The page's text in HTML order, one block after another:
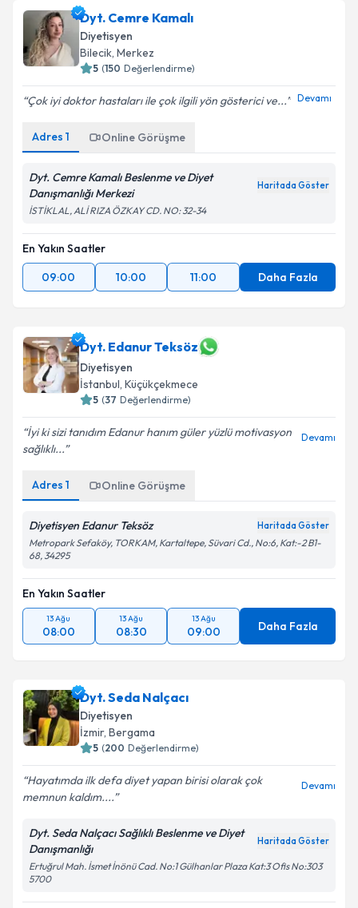
Dyt. Cemre Kamalı
Diyetisyen
Bilecik, Merkez
5 (150 Değerlendirme)
Çok iyi doktor hastaları ile çok ilgili yön gösterici ve... Devamı
Adres 1 Online Görüşme
Dyt. Cemre Kamalı Beslenme ve Diyet
Danışmanlığı Merkezi
Haritada Göster
İSTİKLAL, ALİ RIZA ÖZKAY CD. NO: 32-34
En Yakın Saatler
09:00
10:00 11:00 Daha Fazla
Dyt. Edanur Teksöz
Diyetisyen
İstanbul, Küçükçekmece
5 (37 Değerlendirme)
İyi ki sizi tanıdım Edanur hanım güler yüzlü motivasyon
sağlıklı...
Devamı
Adres 1 Online Görüşme
Diyetisyen Edanur Teksöz Haritada Göster
Metropark Sefaköy, TORKAM, Kartaltepe, Süvari Cd., No:6, Kat:-2 B1-
68, 34295
En Yakın Saatler
13 Ağu
08:00
13 Ağu
08:30
13 Ağu
09:00 Daha Fazla
Dyt. Seda Nalçacı
Diyetisyen
İzmir, Bergama
5 (200 Değerlendirme)
Hayatımda ilk defa diyet yapan birisi olarak çok
memnun kaldım....
Devamı
Dyt. Seda Nalçacı Sağlıklı Beslenme ve Diyet
Danışmanlığı
Haritada Göster
Ertuğrul Mah. İsmet İnönü Cad. No:1 Gülhanlar Plaza Kat:3 Ofis No:303
5700